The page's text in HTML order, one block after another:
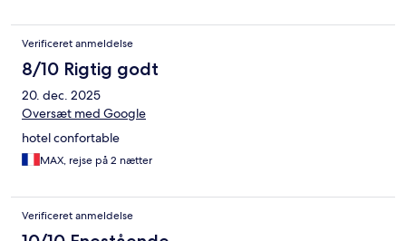
Verificeret anmeldelse
8/10 Rigtig godt
20. dec. 2025
Oversæt med Google
hotel confortable
MAX, rejse på 2 nætter
Verificeret anmeldelse